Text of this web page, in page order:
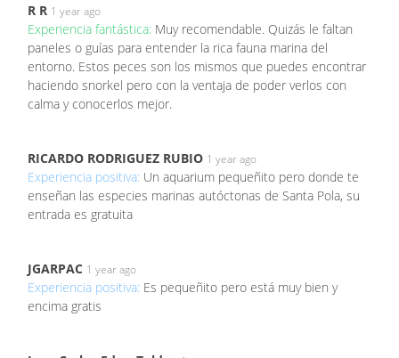
R R 1 year ago
Experiencia fantástica: Muy recomendable. Quizás le faltan
paneles o guías para entender la rica fauna marina del
entorno. Estos peces son los mismos que puedes encontrar
haciendo snorkel pero con la ventaja de poder verlos con
calma y conocerlos mejor.
RICARDO RODRIGUEZ RUBIO 1 year ago
Experiencia positiva: Un aquarium pequeñito pero donde te
enseñan las especies marinas autóctonas de Santa Pola, su
entrada es gratuita
JGARPAC 1 year ago
Experiencia positiva: Es pequeñito pero está muy bien y
encima gratis